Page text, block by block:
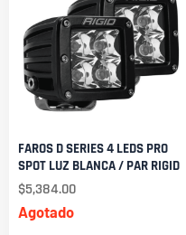
Agotado
FAROS D SERIES 4 LEDS PRO
SPOT LUZ BLANCA / PAR RIGID
$5,384.00